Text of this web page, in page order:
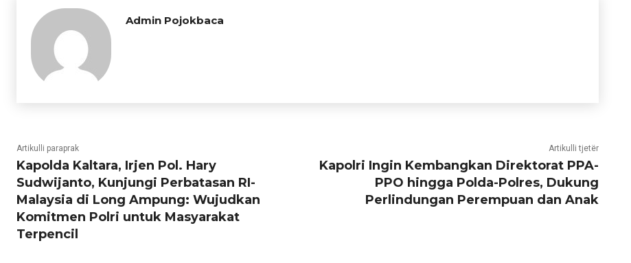
Admin Pojokbaca
Artikulli paraprak
Kapolda Kaltara, Irjen Pol. Hary
Sudwijanto, Kunjungi Perbatasan RI-
Malaysia di Long Ampung: Wujudkan
Komitmen Polri untuk Masyarakat
Terpencil
Artikulli tjetër
Kapolri Ingin Kembangkan Direktorat PPA-
PPO hingga Polda-Polres, Dukung
Perlindungan Perempuan dan Anak